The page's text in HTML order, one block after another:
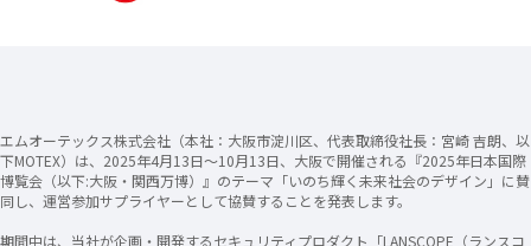
エムオーテックス株式会社（本社：大阪市淀川区、代表取締役社長：宮崎 吉朗、以
下MOTEX）は、2025年4月13日〜10月13日、大阪で開催される『2025年日本国際
博覧会（以下:大阪・関西万博）』のテーマ「いのち輝く未来社会のデザイン」に賛
同し、運営参加サプライヤーとして協賛することを発表します。
期間中は、当社が企画・開発するセキュリティプロダクト「LANSCOPE（ランスコ